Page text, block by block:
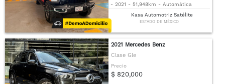
- 2021 - 51,948km - Automática
Kasa Automotriz Satélite
ESTADO DE MÉXICO
2021 Mercedes Benz
Clase Gle
Precio
$ 820,000